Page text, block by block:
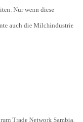
Nur wenn diese
auch die Milchindustrie
Trade Network Sambia.